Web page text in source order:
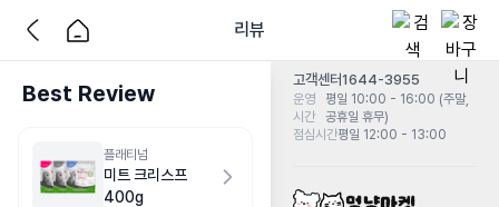
리뷰
Best Review
플래티넘
미트 크리스프
400g
고객센터1644-3955
운영
시간
평일 10:00 - 16:00 (주말,
공휴일 휴무)
점심시간평일 12:00 - 13:00